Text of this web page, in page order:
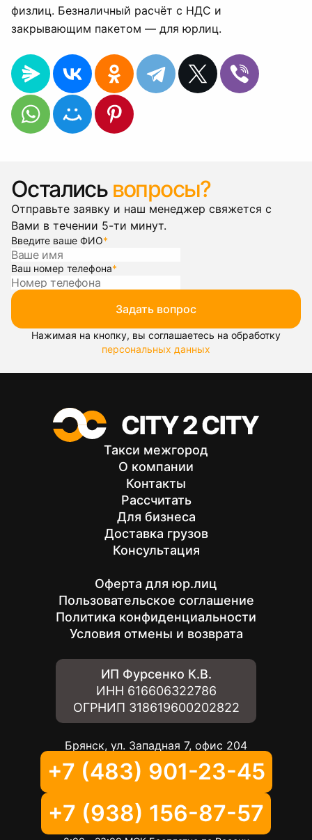
физлиц. Безналичный расчёт с НДС и
закрывающим пакетом — для юрлиц.
Остались вопросы?
Отправьте заявку и наш менеджер свяжется с
Вами в течении 5-ти минут.
Введите ваше ФИО*
Ваш номер телефона*
Задать вопрос
Нажимая на кнопку, вы соглашаетесь на обработку
персональных данных
Такси межгород
О компании
Контакты
Рассчитать
Для бизнеса
Доставка грузов
Консультация
Оферта для юр.лиц
Пользовательское соглашение
Политика конфиденциальности
Условия отмены и возврата
ИП Фурсенко К.В.
ИНН 616606322786
ОГРНИП 318619600202822
Брянск, ул. Западная 7, офис 204
+7 (483) 901-23-45
+7 (938) 156-87-57